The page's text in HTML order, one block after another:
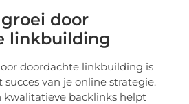
door
linkbuilding
doordachte linkbuilding is
succes van je online strategie.
kwalitatieve backlinks helpt